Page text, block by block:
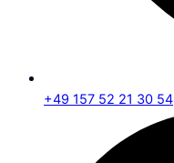
+49 157 52 21 30 54